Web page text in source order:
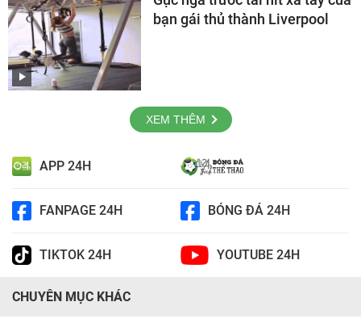
bạn gái thủ thành Liverpool
XEM THÊM
APP 24H
FANPAGE 24H BÓNG ĐÁ 24H
TIKTOK 24H YOUTUBE 24H
CHUYÊN MỤC KHÁC